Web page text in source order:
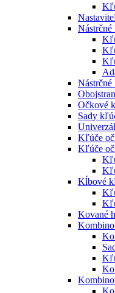
Očkové
Sady
Kľúče
Kľúče
Kĺbové
Kované